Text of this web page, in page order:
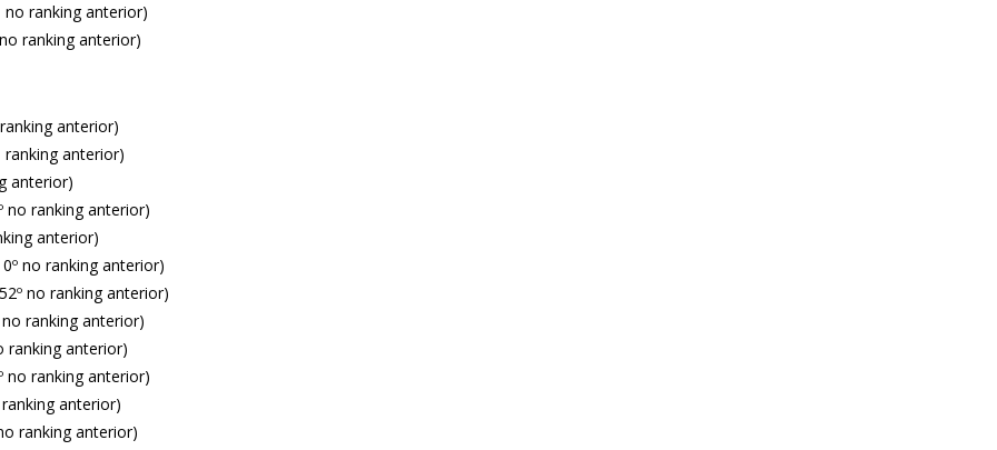
no ranking anterior)
ranking anterior)
anterior)
ranking anterior)
anterior)
no ranking anterior)
anterior)
no ranking anterior)
no ranking anterior)
ranking anterior)
ranking anterior)
no ranking anterior)
anterior)
ranking anterior)